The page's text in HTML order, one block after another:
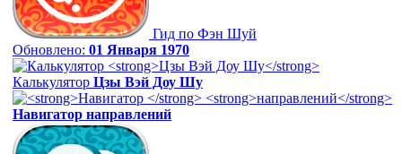
Гид по Фэн Шуй
Обновлено: 01 Января 1970
Калькулятор Цзы Вэй Доу Шу
Навигатор направлений